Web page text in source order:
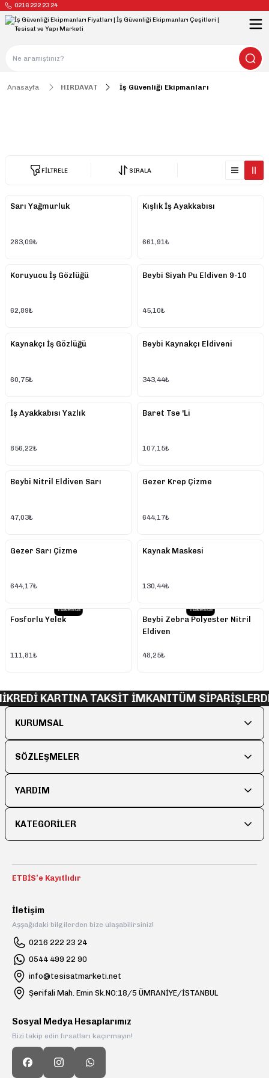
0216 222 23 24
Anasayfa HIRDAVAT İş Güvenliği Ekipmanları
FİLTRELE SIRALA
Sarı Yağmurluk
283,09₺
Kışlık İş Ayakkabısı
661,91₺
Koruyucu İş Gözlüğü
62,89₺
Beybi Siyah Pu Eldiven 9-10
45,10₺
Kaynakçı İş Gözlüğü
60,75₺
Beybi Kaynakçı Eldiveni
343,44₺
İş Ayakkabısı Yazlık
856,22₺
Baret Tse 'Li
107,15₺
Beybi Nitril Eldiven Sarı
47,03₺
Gezer Krep Çizme
644,17₺
Gezer Sarı Çizme
644,17₺
Kaynak Maskesi
130,44₺
Tükendi
Fosforlu Yelek
111,81₺
Tükendi
Beybi Zebra Polyester Nitril
Eldiven
48,25₺
KREDİ KARTINA TAKSİT İMKANITÜM
KURUMSAL
SÖZLEŞMELER
YARDIM
KATEGORİLER
ETBİS’e Kayıtlıdır
İletişim
Aşşağıdaki bilgilerden bize ulaşabilirsiniz!
0216 222 23 24
0544 499 22 90
info@tesisatmarketi.net
Şerifali Mah. Emin Sk.NO:18/5 ÜMRANİYE/İSTANBUL
Sosyal Medya Hesaplarımız
Bizi takip edin fırsatları kaçırmayın!